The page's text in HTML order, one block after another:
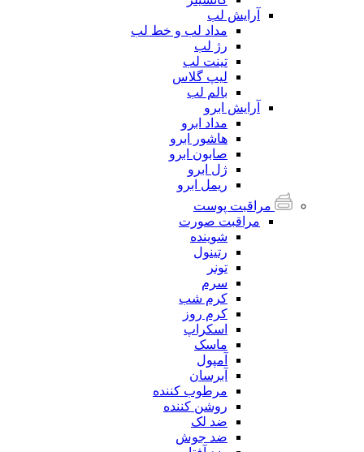
آرایش لب
مداد لب و خط لب
رژ لب
تینت لب
لیپ گلاس
بالم لب
آرایش ابرو
مداد ابرو
هاشور ابرو
صابون ابرو
ژل ابرو
ریمل ابرو
مراقبت پوست
مراقبت صورت
شوینده
رتینول
تونر
سرم
کرم شب
کرم روز
اسکراپ
ماسک
آمپول
آبرسان
مرطوب کننده
روشن کننده
ضد لک
ضد جوش